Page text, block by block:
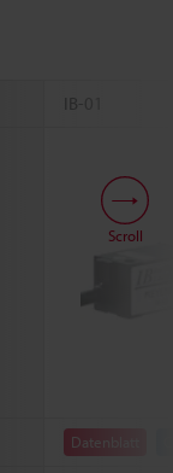
IB-01
Datenblatt
Scroll